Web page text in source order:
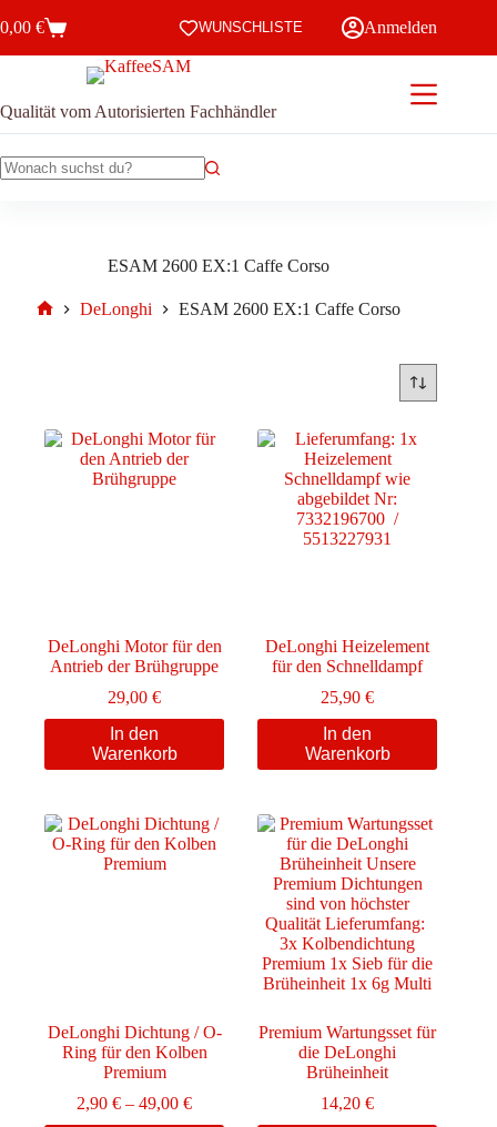
Inhalt
Warenkorb
0,00 € WUNSCHLISTE Anmelden
Qualität vom Autorisierten Fachhändler
ESAM 2600 EX:1 Caffe Corso
DeLonghi ESAM 2600 EX:1 Caffe Corso
DeLonghi Motor für den
Antrieb der Brühgruppe
29,00€
In den
Warenkorb
DeLonghi Heizelement
für den Schnelldampf
25,90€
In den
Warenkorb
DeLonghi Dichtung / O-
Ring für den Kolben
Premium
2,90€ –49,00€Preisspanne:
2,90 €
Premium Wartungsset für
die DeLonghi
Brüheinheit
14,20€